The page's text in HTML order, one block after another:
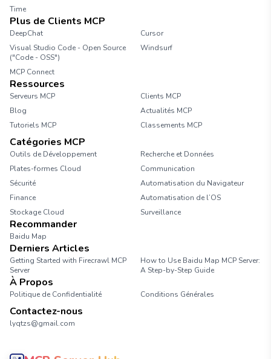
Time
Plus de Clients MCP
DeepChat
Cursor
Visual Studio Code - Open Source
("Code - OSS")
Windsurf
MCP Connect
Ressources
Serveurs MCP
Clients MCP
Blog
Actualités MCP
Tutoriels MCP
Classements MCP
Catégories MCP
Outils de Développement
Recherche et Données
Plates-formes Cloud
Communication
Sécurité
Automatisation du Navigateur
Finance
Automatisation de l’OS
Stockage Cloud
Surveillance
Recommander
Baidu Map
Derniers Articles
Getting Started with Firecrawl MCP
Server
How to Use Baidu Map MCP Server:
A Step-by-Step Guide
À Propos
Politique de Confidentialité Conditions Générales
Contactez-nous
lyqtzs@gmail.com